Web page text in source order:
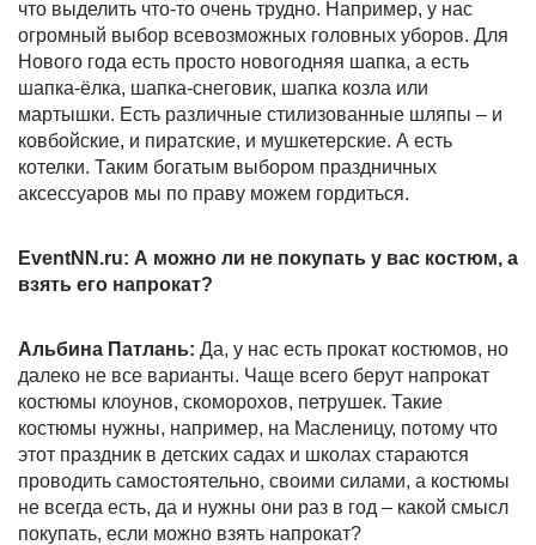
что выделить что-то очень трудно. Например, у нас
огромный выбор всевозможных головных уборов. Для
Нового года есть просто новогодняя шапка, а есть
шапка-ёлка, шапка-снеговик, шапка козла или
мартышки. Есть различные стилизованные шляпы – и
ковбойские, и пиратские, и мушкетерские. А есть
котелки. Таким богатым выбором праздничных
аксессуаров мы по праву можем гордиться.
EventNN.ru: А можно ли не покупать у вас костюм, а
взять его напрокат?
Альбина Патлань: Да, у нас есть прокат костюмов, но
далеко не все варианты. Чаще всего берут напрокат
костюмы клоунов, скоморохов, петрушек. Такие
костюмы нужны, например, на Масленицу, потому что
этот праздник в детских садах и школах стараются
проводить самостоятельно, своими силами, а костюмы
не всегда есть, да и нужны они раз в год – какой смысл
покупать, если можно взять напрокат?